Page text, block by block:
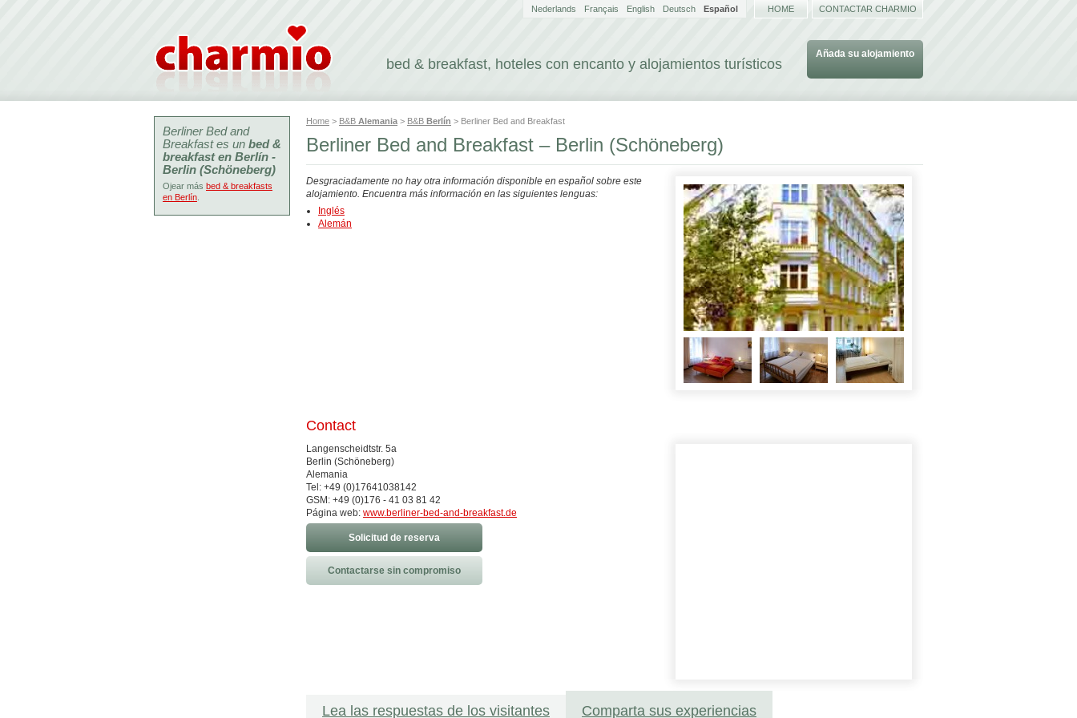
bed & breakfast, hoteles con encanto y alojamientos turísticos
Añada su alojamiento
Nederlands Français English Deutsch Español HOME CONTACTAR CHARMIO
Home > B&B Alemania > B&B Berlín > Berliner Bed and Breakfast
Berliner Bed and Breakfast – Berlin (Schöneberg)
Desgraciadamente no hay otra información disponible en español sobre este
alojamiento. Encuentra más información en las siguientes lenguas:
Inglés
Alemán
Contact
Langenscheidtstr. 5a
Berlin (Schöneberg)
Alemania
Tel: +49 (0)17641038142
GSM: +49 (0)176 - 41 03 81 42
Página web: www.berliner-bed-and-breakfast.de
Solicitud de reserva
Contactarse sin compromiso
Lea las respuestas de los visitantes Comparta sus experiencias
Berliner Bed and
Breakfast es un bed &
breakfast en Berlín -
Berlin (Schöneberg)
Ojear más bed & breakfasts
en Berlín